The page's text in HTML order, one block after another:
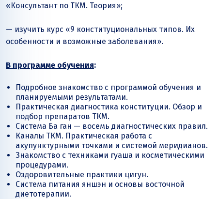
«Консультант по ТКМ. Теория»;
— изучить курс «9 конституциональных типов. Их
особенности и возможные заболевания».
В программе обучения:
Подробное знакомство с программой обучения и
планируемыми результатами.
Практическая диагностика конституции. Обзор и
подбор препаратов ТКМ.
Система Ба ган — восемь диагностических правил.
Каналы ТКМ. Практическая работа с
акупунктурными точками и системой меридианов.
Знакомство с техниками гуаша и косметическими
процедурами.
Оздоровительные практики цигун.
Система питания яншэн и основы восточной
диетотерапии.